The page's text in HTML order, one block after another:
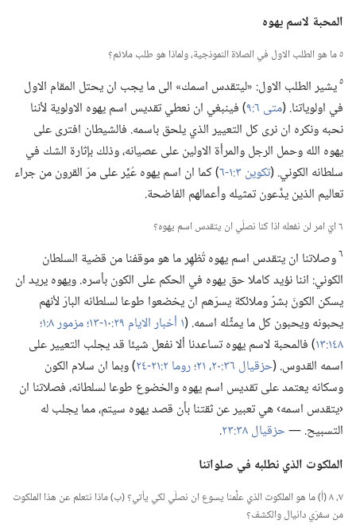
المحبة لاسم يهوه
٥ ما هو الطلب الاول في الصلاة النموذجية،‏ ولماذا هو طلب ملائم؟‏
٥يشير الطلب الاول:‏ «ليتقدس اسمك» الى ما يجب ان يحتل المقام الاول
في اولوياتنا.‏ (‏متى ٦:‏٩
‏)‏ فينبغي ان نعطي تقديس اسم يهوه الاولوية لأننا
نحبه ونكره ان نرى كل التعيير الذي يلحق باسمه.‏ فالشيطان افترى على
يهوه الله وحمل الرجل والمرأة الاولين على عصيانه،‏ وذلك بإثارة الشك في
سلطانه الكوني.‏ (‏تكوين ٣:‏١-‏٦
‏)‏ كما ان اسم يهوه عُيِّر على مرّ القرون من جراء
تعاليم الذين يدَّعون تمثيله وأعمالهم الفاضحة.‏
٦ ايّ امر لن نفعله اذا كنا نصلّي ان يتقدس اسم يهوه؟‏
٦وصلاتنا ان يتقدس اسم يهوه تُظهِر ما هو موقفنا من قضية السلطان
الكوني:‏ اننا نؤيد كاملا حق يهوه في الحكم على الكون بأسره.‏ ويهوه يريد ان
يسكن الكونَ بشرٌ وملائكة يسرّهم ان يخضعوا طوعا لسلطانه البارّ لأنهم
يحبونه ويحبون كل ما يمثِّله اسمه.‏ (‏١ أخبار الايام ٢٩:‏١٠-‏١٣؛‏
مزمور ٨:‏١؛‏
١٤٨:‏١٣
‏)‏ فالمحبة لاسم يهوه تساعدنا ألا نفعل شيئا قد يجلب التعيير على
اسمه القدوس.‏ (‏حزقيال ٣٦:‏٢٠،‏ ٢١؛‏ روما ٢:‏٢١-‏٢٤
‏)‏ وبما ان سلام الكون
وسكانه يعتمد على تقديس اسم يهوه والخضوع طوعا لسلطانه،‏ فصلاتنا ان
‹يتقدس اسمه› هي تعبير عن ثقتنا بأن قصد يهوه سيتم،‏ مما يجلب له
التسبيح.‏ —‏حزقيال ٣٨:‏٢٣
‏.‏
الملكوت الذي نطلبه في صلواتنا
٧،‏ ٨ (‏أ)‏ ما هو الملكوت الذي علَّمنا يسوع ان نصلّي لكي يأتي؟‏ (‏ب)‏ ماذا نتعلم عن هذا الملكوت
من سفرَي دانيال والكشف؟‏